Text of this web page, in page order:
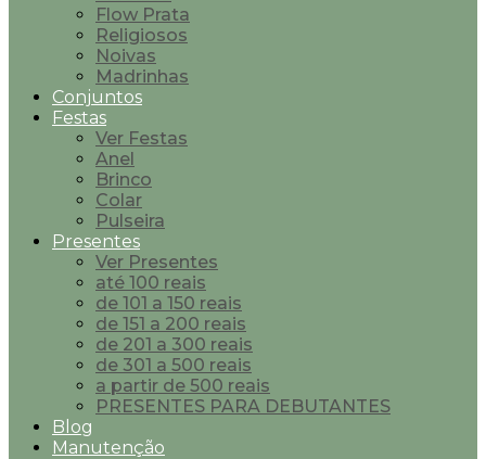
Flow Prata
Religiosos
Noivas
Madrinhas
Conjuntos
Festas
Ver Festas
Anel
Brinco
Colar
Pulseira
Presentes
Ver Presentes
até 100 reais
de 101 a 150 reais
de 151 a 200 reais
de 201 a 300 reais
de 301 a 500 reais
a partir de 500 reais
PRESENTES PARA DEBUTANTES
Blog
Manutenção